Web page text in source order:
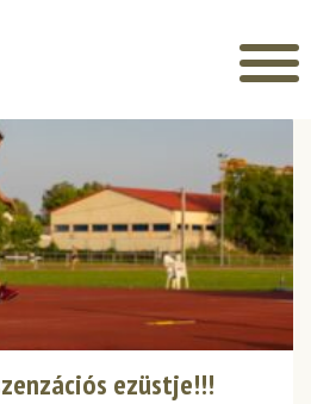
ezüstje!!!